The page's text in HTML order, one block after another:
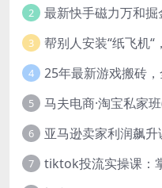
2
3
4
5 马夫电商·淘宝私家
6
7